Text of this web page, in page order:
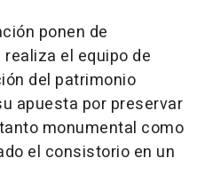
ponen de
el equipo de
del patrimonio
apuesta por preservar
monumental como
el consistorio en un